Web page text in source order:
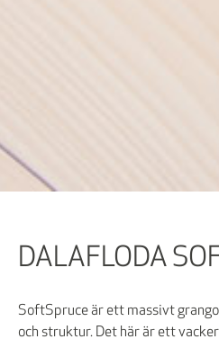
DALAFLODA
SoftSpruce är ett massivt
och struktur. Det här är ett